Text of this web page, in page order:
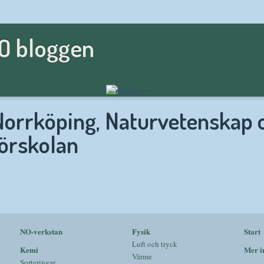
bloggen
Naturvetenskap
NO-verkstan
Kemi
Fysik
Luft och tryck
Värme
Start
Mer